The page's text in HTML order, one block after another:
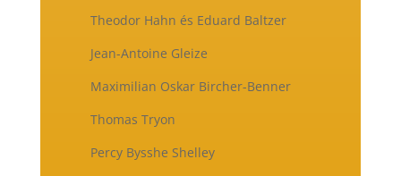
Theodor Hahn és Eduard Baltzer
Jean-Antoine Gleize
Maximilian Oskar Bircher-Benner
Thomas Tryon
Percy Bysshe Shelley